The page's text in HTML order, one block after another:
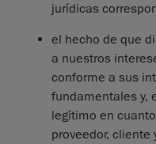
jurídicas
el hecho de que
a nuestros
conforme a sus
fundamentales y,
legítimo en
proveedor,